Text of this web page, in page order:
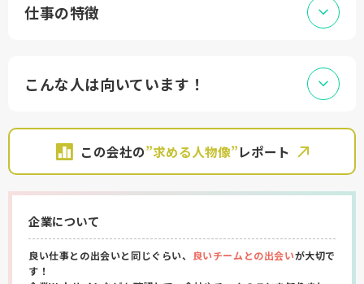
仕事の特徴
こんな人は向いています！
この会社の”求める人物像”レポート
企業について
良い仕事との出会いと同じぐらい、 良いチームとの出会いが大切で
す！